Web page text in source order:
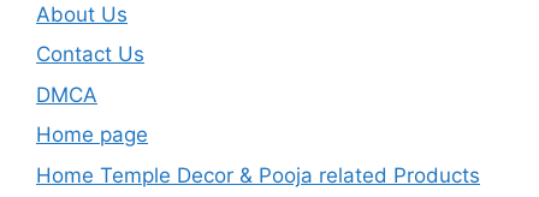
About Us
Contact Us
DMCA
Home page
Home Temple Decor & Pooja related Products